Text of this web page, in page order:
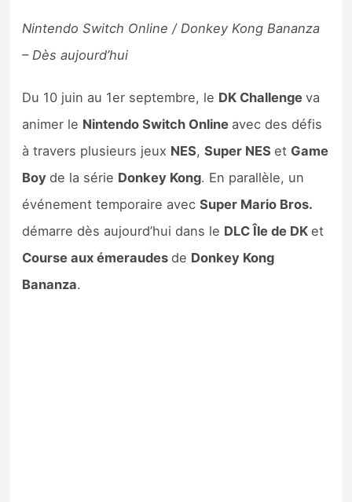
Nintendo Switch Online / Donkey Kong Bananza
– Dès aujourd’hui
Du 10 juin au 1er septembre, le DK Challengeva
animer le Nintendo Switch Online avec des défis
à travers plusieurs jeux NES,Super NESet Game
Boyde la série Donkey Kong. En parallèle, un
événement temporaire avecSuper Mario Bros.
démarre dès aujourd’hui dans le DLC Île de DKet
Course aux émeraudesde Donkey Kong
Bananza.